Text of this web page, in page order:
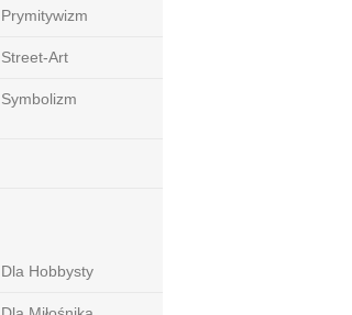
Prymitywizm
Street-Art
Symbolizm
Dla Hobbysty